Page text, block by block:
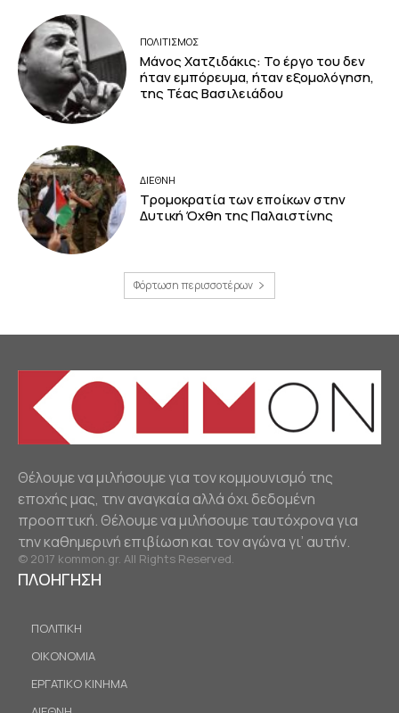
ΠΟΛΙΤΙΣΜΟΣ
Μάνος Χατζιδάκις: Το έργο του δεν
ήταν εμπόρευμα, ήταν εξομολόγηση,
της Τέας Βασιλειάδου
ΔΙΕΘΝΗ
Τρομοκρατία των εποίκων στην
Δυτική Όχθη της Παλαιστίνης
Φόρτωση περισσοτέρων
Θέλουμε να μιλήσουμε για τον κομμουνισμό της
εποχής μας, την αναγκαία αλλά όχι δεδομένη
προοπτική. Θέλουμε να μιλήσουμε ταυτόχρονα για
την καθημερινή επιβίωση και τον αγώνα γι’ αυτήν.
© 2017 kommon.gr. All Rights Reserved.
ΠΛΟΗΓΗΣΗ
ΠΟΛΙΤΙΚΗ
ΟΙΚΟΝΟΜΙΑ
ΕΡΓΑΤΙΚΟ ΚΙΝΗΜΑ